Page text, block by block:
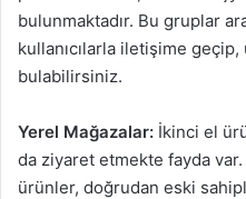
bulunmaktadır. Bu gruplar
kullanıcılarla iletişime
bulabilirsiniz.
Yerel Mağazalar: İkinci el
da ziyaret etmekte fayda
ürünler, doğrudan eski